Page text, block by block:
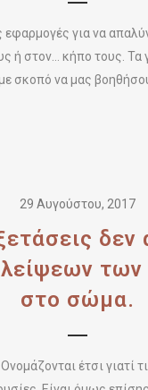
εφαρμογές για να
ή στον… κήπο τους.
σκοπό να μας
29 Αυγούστου, 2017
έτσι γιατί